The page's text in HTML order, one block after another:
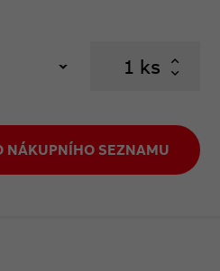
ks
NÁKUPNÍHO SEZNAMU